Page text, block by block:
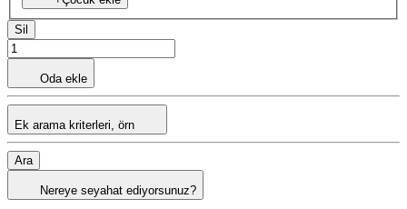
Sil
Oda ekle
Ek arama kriterleri, örn
Ara
Nereye seyahat ediyorsunuz?